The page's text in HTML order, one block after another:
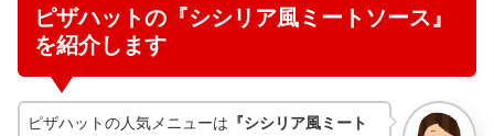
ピザハットの『シシリア風ミートソース』
を紹介します
ピザハットの人気メニューは 『シシリア風ミート